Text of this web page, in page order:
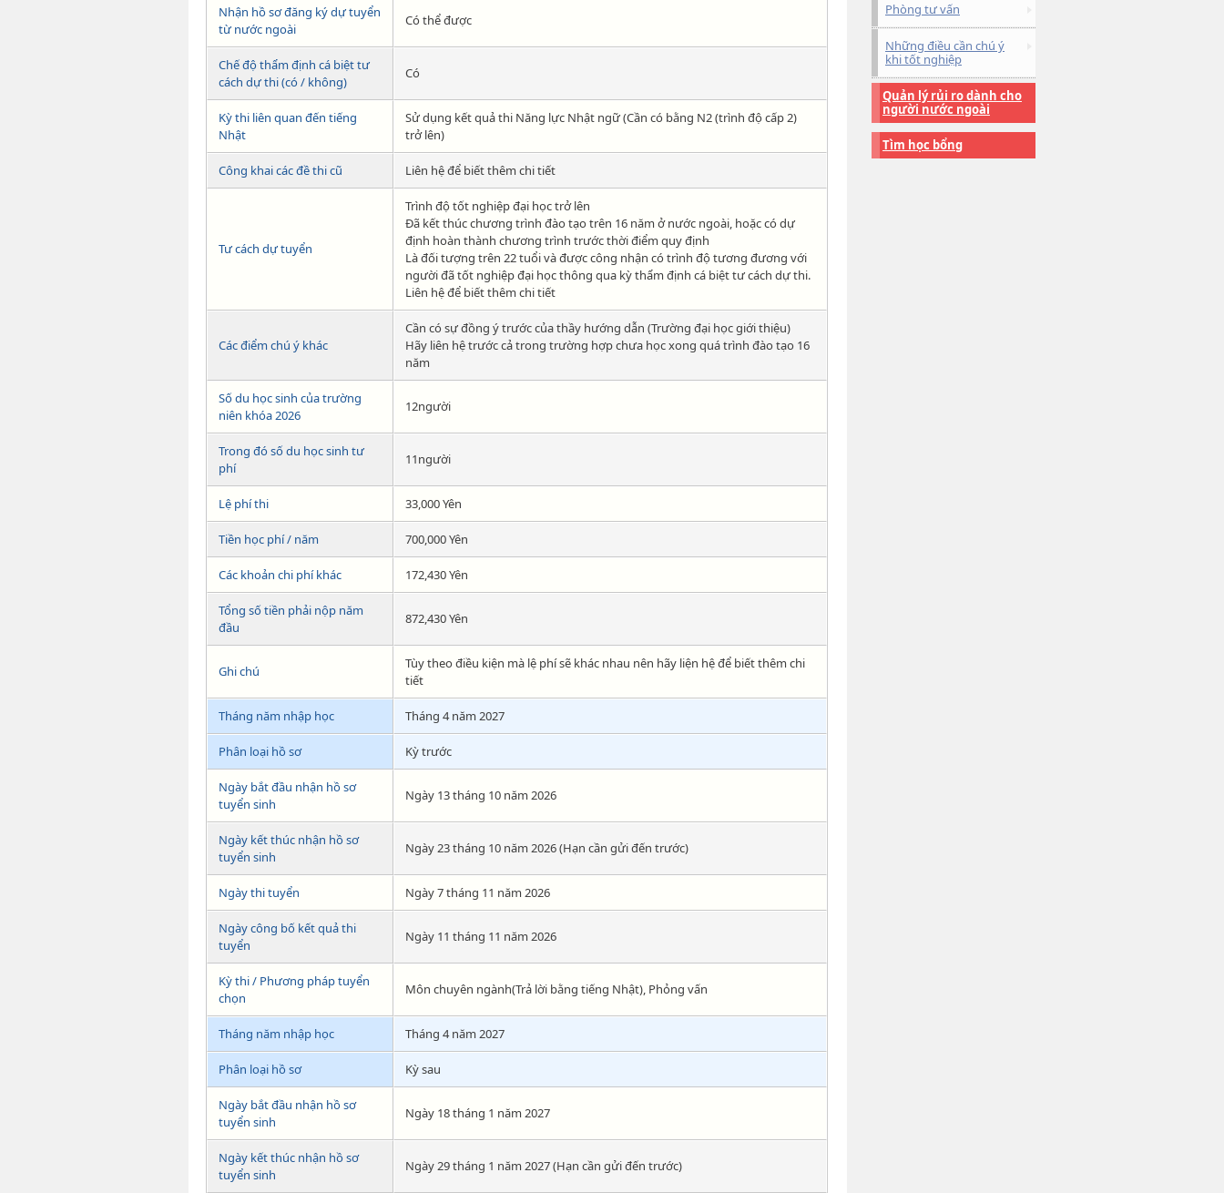
Nhận hồ sơ đăng ký dự tuyển
từ nước ngoài
Có thể được
Chế độ thẩm định cá biệt tư
cách dự thi (có / không)
Có
Kỳ thi liên quan đến tiếng
Nhật
Sử dụng kết quả thi Năng lực Nhật ngữ (Cần có bằng N2 (trình độ cấp 2)
trở lên)
Công khai các đề thi cũ Liên hệ để biết thêm chi tiết
Tư cách dự tuyển
Trình độ tốt nghiệp đại học trở lên
Đã kết thúc chương trình đào tạo trên 16 năm ở nước ngoài, hoặc có dự
định hoàn thành chương trình trước thời điểm quy định
Là đối tượng trên 22 tuổi và được công nhận có trình độ tương đương với
người đã tốt nghiệp đại học thông qua kỳ thẩm định cá biệt tư cách dự thi.
Liên hệ để biết thêm chi tiết
Các điểm chú ý khác
Cần có sự đồng ý trước của thầy hướng dẫn (Trường đại học giới thiệu)
Hãy liên hệ trước cả trong trường hợp chưa học xong quá trình đào tạo 16
năm
Số du học sinh của trường
niên khóa 2026
12người
Trong đó số du học sinh tư
phí
11người
Lệ phí thi 33,000 Yên
Tiền học phí / năm 700,000 Yên
Các khoản chi phí khác 172,430 Yên
Tổng số tiền phải nộp năm
đầu
872,430 Yên
Ghi chú
Tùy theo điều kiện mà lệ phí sẽ khác nhau nên hãy liện hệ để biết thêm chi
tiết
Tháng năm nhập học Tháng 4 năm 2027
Phân loại hồ sơ Kỳ trước
Ngày bắt đầu nhận hồ sơ
tuyển sinh
Ngày 13 tháng 10 năm 2026
Ngày kết thúc nhận hồ sơ
tuyển sinh
Ngày 23 tháng 10 năm 2026 (Hạn cần gửi đến trước)
Ngày thi tuyển Ngày 7 tháng 11 năm 2026
Ngày công bố kết quả thi
tuyển
Ngày 11 tháng 11 năm 2026
Kỳ thi / Phương pháp tuyển
chọn
Môn chuyên ngành(Trả lời bằng tiếng Nhật), Phỏng vấn
Tháng năm nhập học Tháng 4 năm 2027
Phân loại hồ sơ Kỳ sau
Ngày bắt đầu nhận hồ sơ
tuyển sinh
Ngày 18 tháng 1 năm 2027
Ngày kết thúc nhận hồ sơ
tuyển sinh
Ngày 29 tháng 1 năm 2027 (Hạn cần gửi đến trước)
Phòng tư vấn
Những điều cần chú ý
khi tốt nghiệp
Quản lý rủi ro dành cho
người nước ngoài
Tìm học bổng